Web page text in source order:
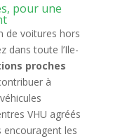
pour une
de voitures hors
dans toute l’Ile-
proches
à
VHU agréés
encouragent les